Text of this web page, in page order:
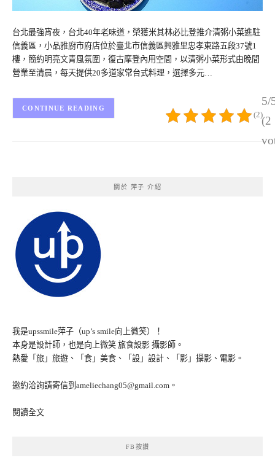
台北最強宵夜，台北40年老味道，榮獲米其林必比登推介清粥小菜進駐
信義區，小品雅廚市府店位於臺北市信義區興雅里忠孝東路五段37號1
樓，簡約明亮文青風氛圍，復古摩登內用空間，以清粥小菜形式由晚間
營業至清晨，每天提供20多道家常台式料理，選擇多元…
5/
(2
(2)
CONTINUE READING
關於 萍子 介紹
我是upssmile萍子（up’s smile向上微笑）！
本身是設計師，也是向上微笑 旅食設影 攝影師。
熱愛「旅」旅遊、「食」美食、「設」設計、「影」攝影、電影。
邀約洽詢請寄信到ameliechang05@gmail.com。
閱讀全文
FB按讚